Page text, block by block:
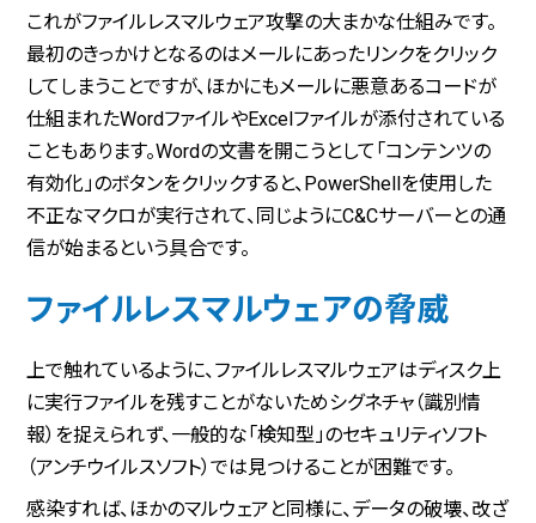
これがファイルレスマルウェア攻撃の大まかな仕組みです。
最初のきっかけとなるのはメールにあったリンクをクリック
してしまうことですが、ほかにもメールに悪意あるコードが
仕組まれたWordファイルやExcelファイルが添付されている
こともあります。Wordの文書を開こうとして「コンテンツの
有効化」のボタンをクリックすると、PowerShellを使用した
不正なマクロが実行されて、同じようにC&Cサーバーとの通
信が始まるという具合です。
ファイルレスマルウェアの脅威
上で触れているように、ファイルレスマルウェアはディスク上
に実行ファイルを残すことがないためシグネチャ（識別情
報）を捉えられず、一般的な「検知型」のセキュリティソフト
（アンチウイルスソフト）では見つけることが困難です。
感染すれば、ほかのマルウェアと同様に、データの破壊、改ざ